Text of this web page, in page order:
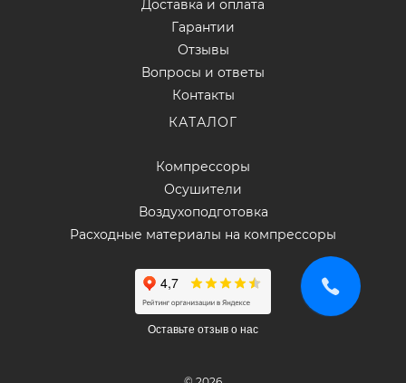
Доставка и оплата
Гарантии
Отзывы
Вопросы и ответы
Контакты
КАТАЛОГ
Компрессоры
Осушители
Воздухоподготовка
Расходные материалы на компрессоры
Оставьте отзыв о нас